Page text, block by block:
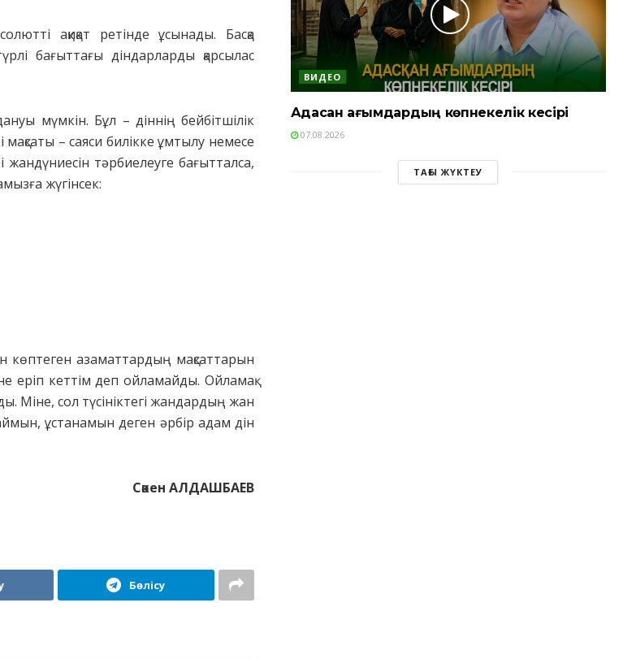
ақиқат ретінде ұсынады. Басқа
бағыттағы діндарларды қарсылас
мүмкін. Бұл – діннің бейбітшілік
– саяси билікке ұмтылу немесе
тәрбиелеуге бағытталса,
жүгінсек:
көптеген азаматтардың мақсаттарын
еріп кеттім деп ойламайды. Ойламақ
Міне, сол түсініктегі жандардың жан
ұстанамын деген әрбір адам дін
Сәкен АЛДАШБАЕВ
Бөлісу
ВИДЕО
Адасқан ағымдардың көпнекелік кесірі
07.08.2026
ТАҒЫ ЖҮКТЕУ